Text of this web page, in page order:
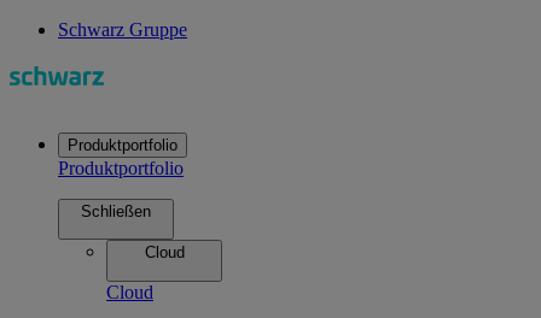
Schwarz Gruppe
Produktportfolio
Produktportfolio
Schließen
Cloud
Cloud